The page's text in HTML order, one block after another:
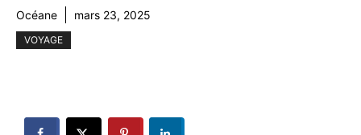
Océane mars 23, 2025
VOYAGE